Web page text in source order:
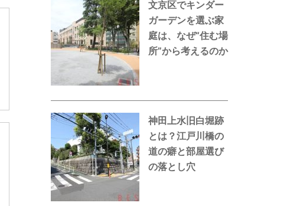
文京区でキンダー
ガーデンを選ぶ家
庭は、なぜ“住む場
所”から考えるのか
神田上水旧白堀跡
とは？江戸川橋の
道の癖と部屋選び
の落とし穴